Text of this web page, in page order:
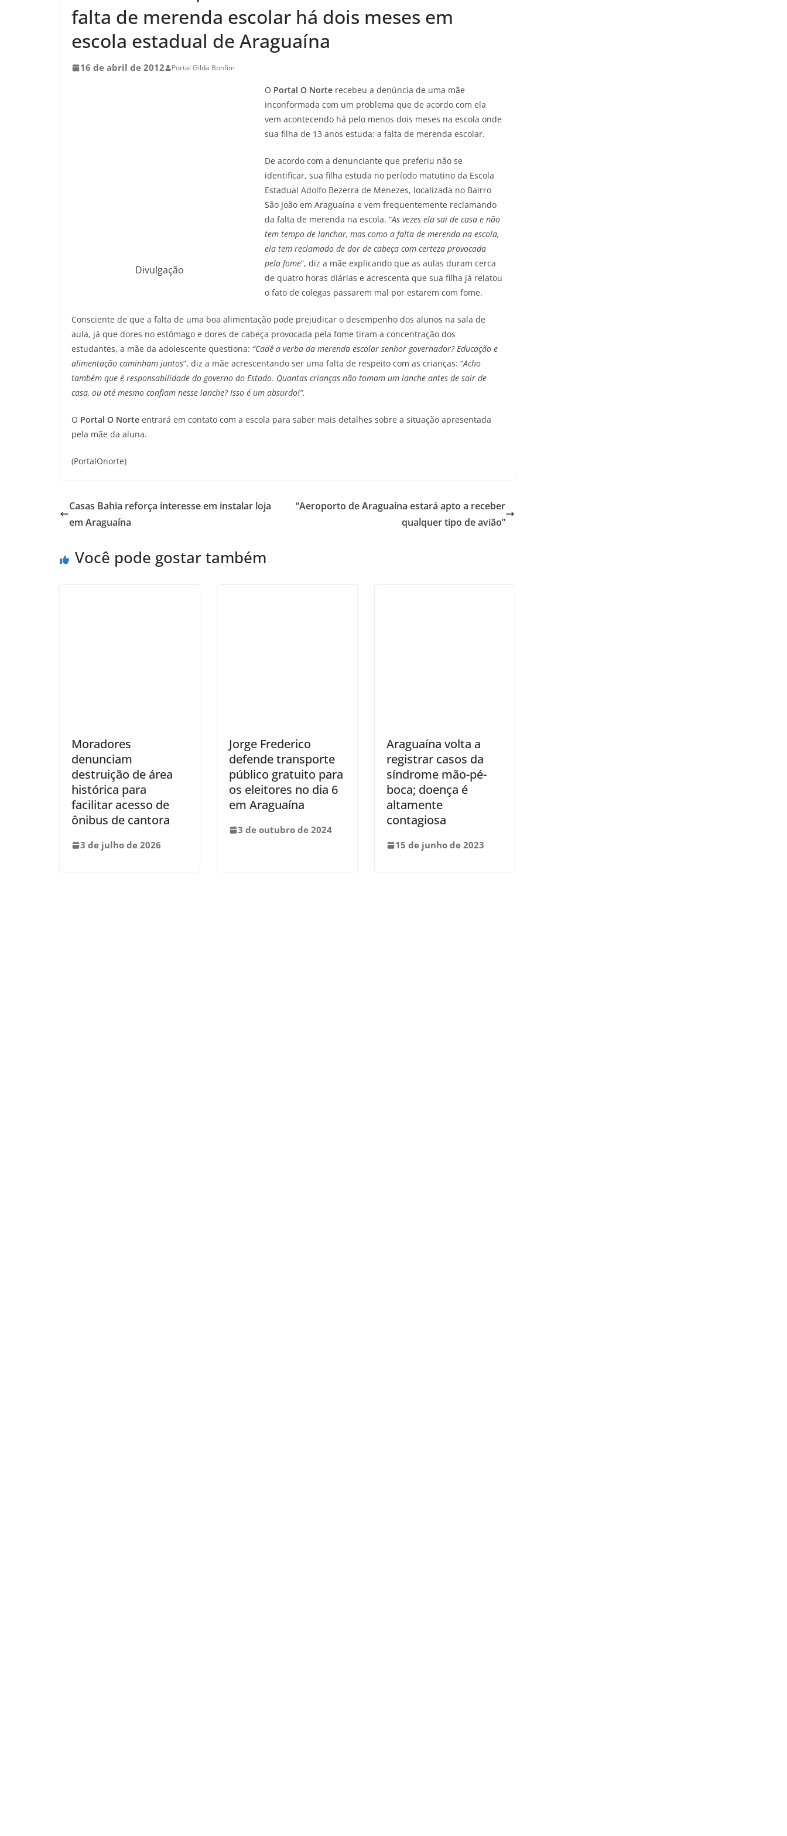
falta de merenda escolar há dois meses em
escola estadual de Araguaína
16 de abril de 2012 Portal Gilda Bonfim
Divulgação
O Portal O Norte recebeu a denúncia de uma mãe
inconformada com um problema que de acordo com ela
vem acontecendo há pelo menos dois meses na escola onde
sua filha de 13 anos estuda: a falta de merenda escolar.
De acordo com a denunciante que preferiu não se
identificar, sua filha estuda no período matutino da Escola
Estadual Adolfo Bezerra de Menezes, localizada no Bairro
São João em Araguaína e vem frequentemente reclamando
da falta de merenda na escola. “As vezes ela sai de casa e não
tem tempo de lanchar, mas como a falta de merenda na escola,
ela tem reclamado de dor de cabeça com certeza provocada
pela fome”, diz a mãe explicando que as aulas duram cerca
de quatro horas diárias e acrescenta que sua filha já relatou
o fato de colegas passarem mal por estarem com fome.
Consciente de que a falta de uma boa alimentação pode prejudicar o desempenho dos alunos na sala de
aula, já que dores no estômago e dores de cabeça provocada pela fome tiram a concentração dos
estudantes, a mãe da adolescente questiona: “Cadê a verba da merenda escolar senhor governador? Educação e
alimentação caminham juntos”, diz a mãe acrescentando ser uma falta de respeito com as crianças: “Acho
também que é responsabilidade do governo do Estado. Quantas crianças não tomam um lanche antes de sair de
casa, ou até mesmo confiam nesse lanche? Isso é um absurdo!”.
O Portal O Norte entrará em contato com a escola para saber mais detalhes sobre a situação apresentada
pela mãe da aluna.
(PortalOnorte)
Casas Bahia reforça interesse em instalar loja
em Araguaína
“Aeroporto de Araguaína estará apto a receber
qualquer tipo de avião”
Você pode gostar também
Moradores
denunciam
destruição de área
histórica para
facilitar acesso de
ônibus de cantora
3 de julho de 2026
Jorge Frederico
defende transporte
público gratuito para
os eleitores no dia 6
em Araguaína
3 de outubro de 2024
Araguaína volta a
registrar casos da
síndrome mão-pé-
boca; doença é
altamente
contagiosa
15 de junho de 2023